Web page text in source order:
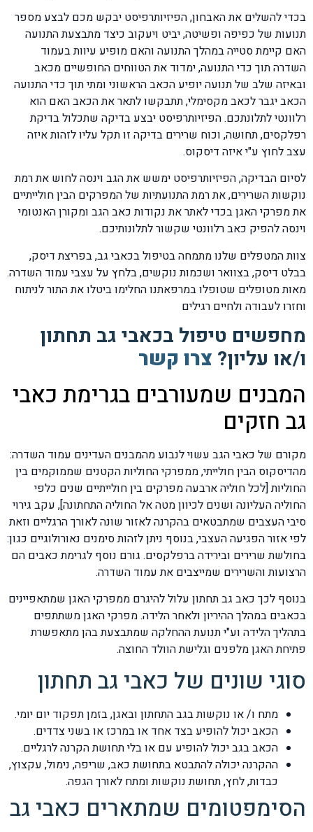
בכדי להשלים את האבחון, הפיזיותרפיסט יבקש מכם לבצע מספר
תנועות של כפיפה ופשיטה, יביט ויעקוב כיצד מתבצעת התנועה
האם קיימת סטייה במהלך התנועה והאם מופיע עיוות בעמוד
השדרה תוך כדי התנועה, ימדוד את הטווחים החופשיים מכאב
ובאיזה שלב של תנועה יופיע הכאב הראשוני ומתי תוך כדי התנועה
הכאב יגבר לכאב מקסימלי, תתבקשו לתאר את הכאב האם הוא
רלוונטי לתלונתכם. הפיזיותרפיסט יבצע בדיקה שתכלול בדיקת
רפלקסים, תחושה, וכוח שרירים בדיקה זו תקל עליו לזהות איזה
עצב לחוץ ע"י איזה דיסקוס.
לסיום הבדיקה, הפיזיותרפיסט ימשש את הגב וינסה לחוש את רמת
נוקשות השרירים, את רמת התנועתיות של המפרקים הבין חולייתיים
את מפרקי האגן בכדי לאתר את נקודות כאב הגב ומקורן האנטומי
וינסה להפיק כאב רלוונטי שקשור לתלונותיכם.
צוות המטפלים שלנו מתמחה בטיפול בכאבי גב, בפריצת דיסק,
בבלט דיסק, בצוואר ושכמות נוקשים, בלחץ על עצבי עמוד השדרה.
מאות מטופלים שטופלו במרפאתנו החלימו ביטלו את התור לניתוח
וחזרו לעבודה ולחיים רגילים
מחפשים טיפול בכאבי גב תחתון
ו/או עליון?צרו קשר
המבנים שמעורבים בגרימת כאבי
גב חזקים
מקורם של כאבי הגב עשוי לנבוע מהמבנים העדינים עמוד השדרה:
מהדיסקוס הבין חולייתי, ממפרקי החוליות הקטנים שממוקמים בין
החוליות [לכל חוליה ארבעה מפרקים בין חולייתיים שנים כלפי
החוליה העליונה ושנים לכיוון מטה אל החוליה התחתונה], עקב גירוי
סיבי העצבים שמתבטאים בהקרנה לאזור שונה לאורך הרגליים וזאת
לפי אזור הפגיעה העצבי, בנוסף ניתן לזהות סימנים נאורולוגיים כגון:
בחולשת שרירים ובירידה ברפלקסים. גורם נוסף לגרימת כאבים הם
הרצועות והשרירים שמייצבים את עמוד השדרה.
בנוסף לכך כאב גב תחתון עלול להיגרם ממפרקי האגן שמתאפיינים
בכאבים במהלך ההיריון ולאחר הלידה. מפרקי האגן משתתפים
בתהליך הלידה וע"י תנועת ההחלקה שמתבצעת בהן מתאפשרת
פתיחת האגן מלפנים וגלישת הוולד החוצה.
סוגי שונים של כאבי גב תחתון
מתח ו/ או נוקשות בגב התחתון ובאגן, בזמן תפקוד יום יומי.
הכאב יכול להופיע בצד אחד או במרכז או בשני צדדים.
הכאב בגב יכול להופיע עם או בלי תחושת הקרנה לרגליים.
ההקרנה יכולה להתבטא בתחושת כאב, שריפה, נימול, עקצוץ,
כבדות, לחץ, תחושת נוקשות ומתח לאורך הגפה.
הסימפטומים שמתארים כאבי גב